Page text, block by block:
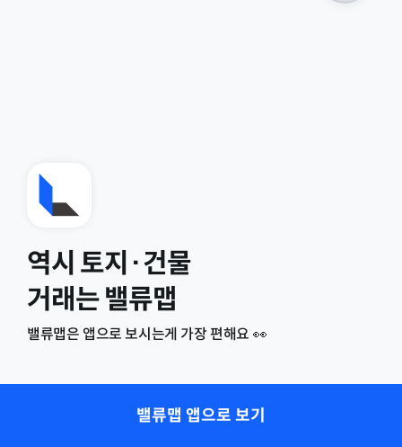
역시 토지·건물
거래는 밸류맵
밸류맵은 앱으로 보시는게 가장 편해요 👀
밸류맵 앱으로 보기